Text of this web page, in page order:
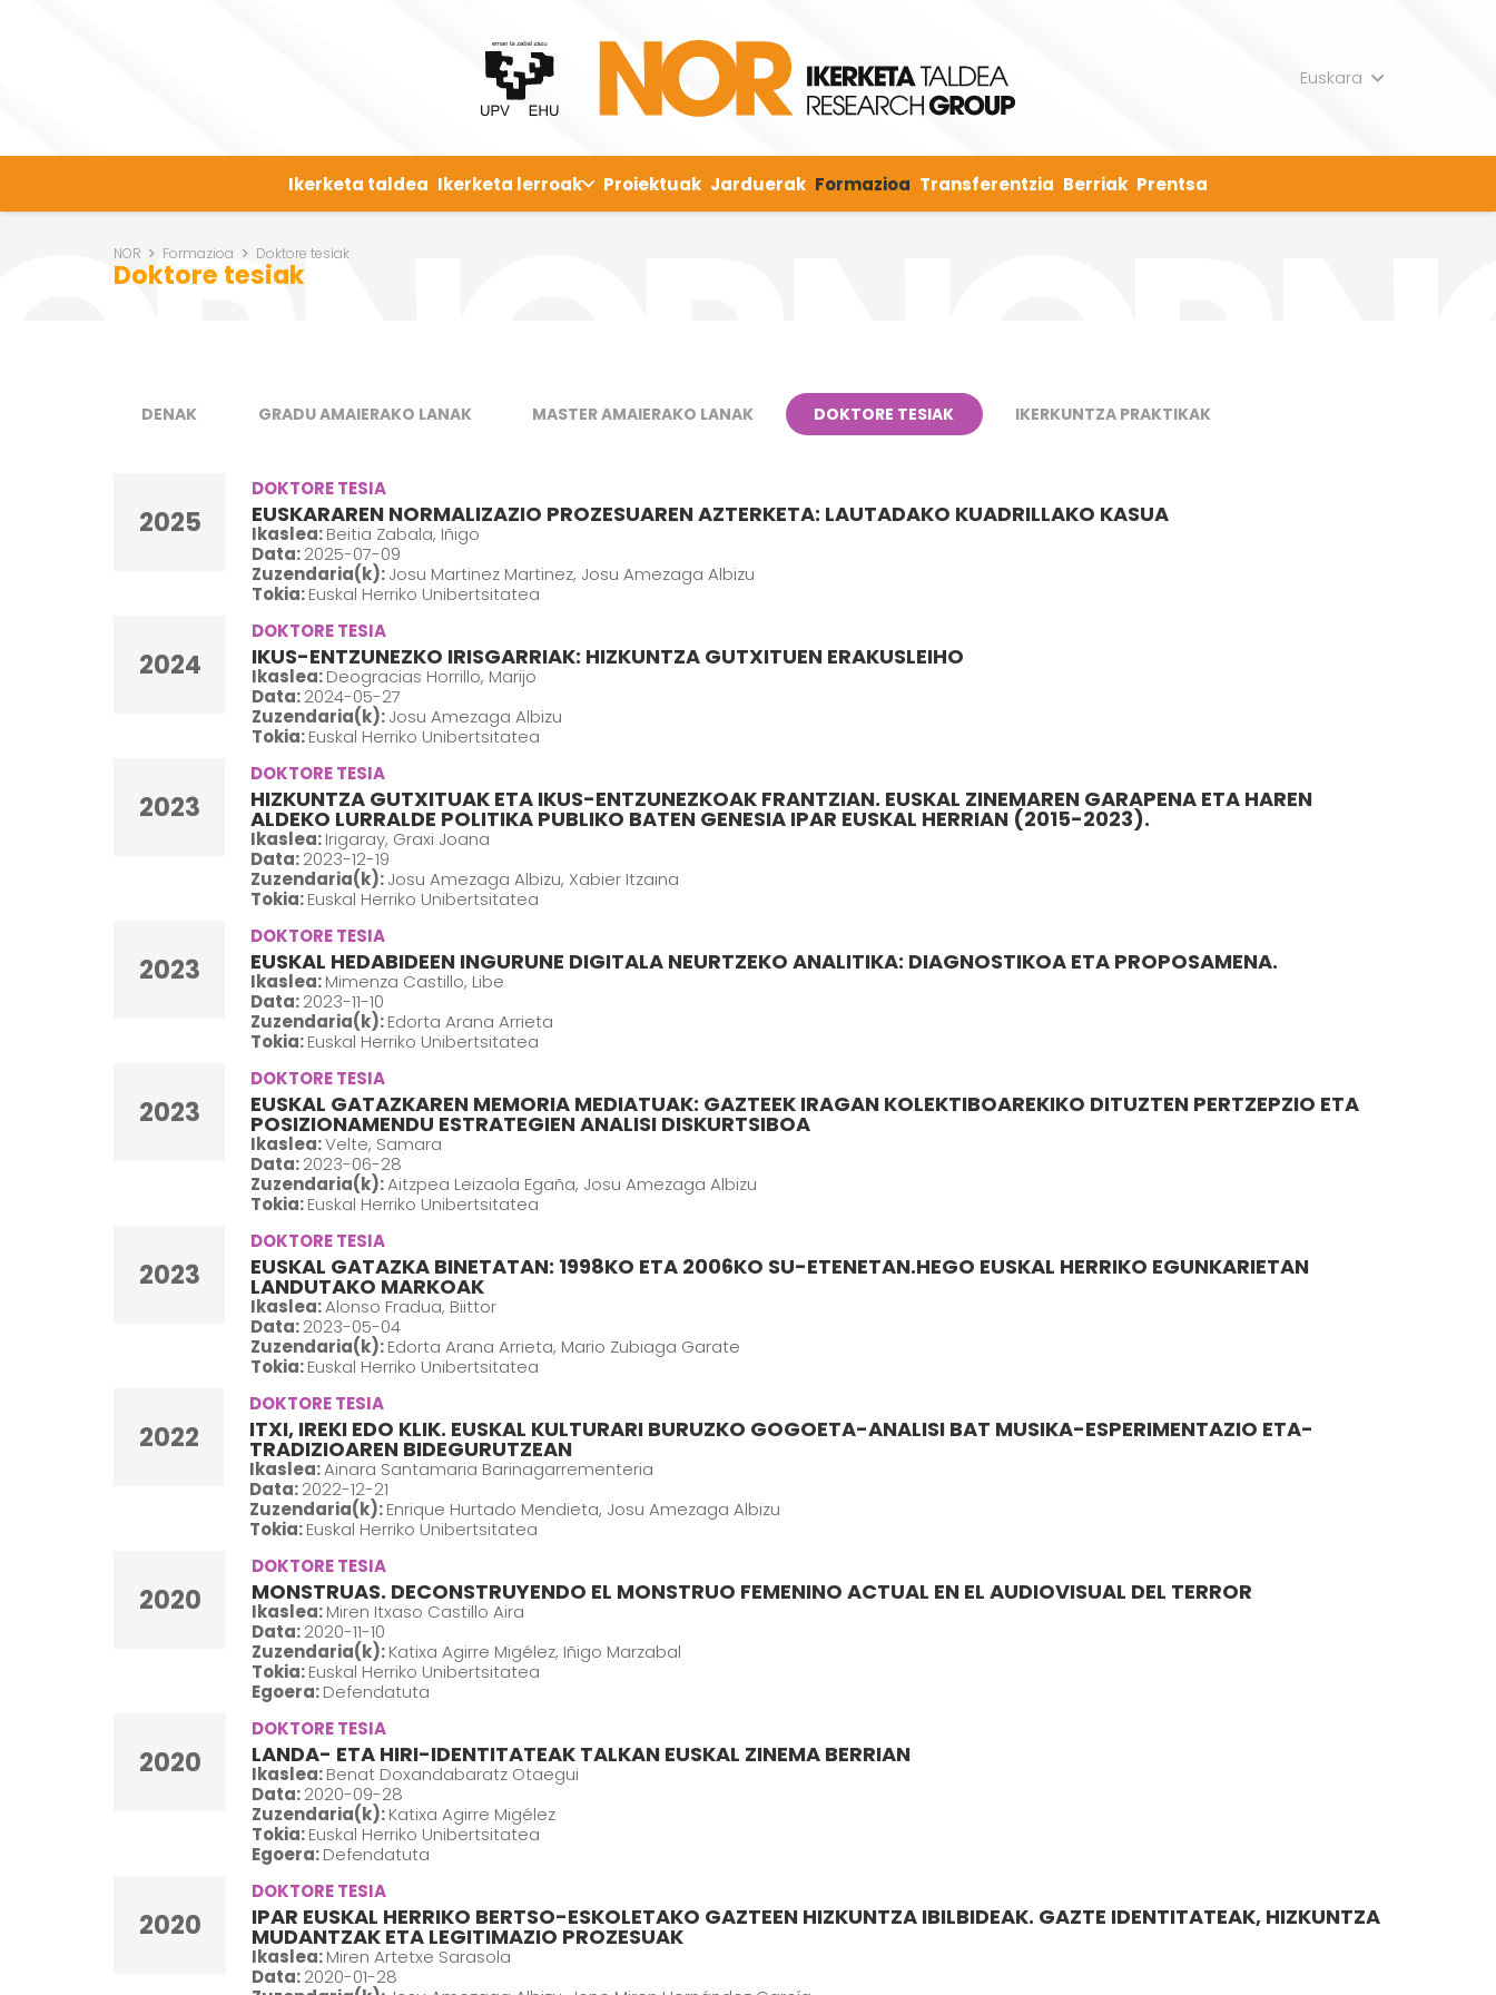
Euskara
Ikerketa taldea Ikerketa lerroak Proiektuak Jarduerak Formazioa Transferentzia Berriak Prentsa
NOR Formazioa Doktore tesiak
Doktore tesiak
DENAK GRADU AMAIERAKO LANAK MASTER AMAIERAKO LANAK DOKTORE TESIAK IKERKUNTZA PRAKTIKAK
2025
DOKTORE TESIA
EUSKARAREN NORMALIZAZIO PROZESUAREN AZTERKETA: LAUTADAKO KUADRILLAKO KASUA
Ikaslea:Beitia Zabala, Iñigo
Data:2025-07-09
Zuzendaria(k):Josu Martinez Martinez, Josu Amezaga Albizu
Tokia:Euskal Herriko Unibertsitatea
2024
DOKTORE TESIA
IKUS-ENTZUNEZKO IRISGARRIAK: HIZKUNTZA GUTXITUEN ERAKUSLEIHO
Ikaslea:Deogracias Horrillo, Marijo
Data:2024-05-27
Zuzendaria(k):Josu Amezaga Albizu
Tokia:Euskal Herriko Unibertsitatea
2023
DOKTORE TESIA
HIZKUNTZA GUTXITUAK ETA IKUS-ENTZUNEZKOAK FRANTZIAN. EUSKAL ZINEMAREN GARAPENA ETA HAREN
ALDEKO LURRALDE POLITIKA PUBLIKO BATEN GENESIA IPAR EUSKAL HERRIAN (2015-2023).
Ikaslea:Irigaray, Graxi Joana
Data:2023-12-19
Zuzendaria(k):Josu Amezaga Albizu, Xabier Itzaina
Tokia:Euskal Herriko Unibertsitatea
2023
DOKTORE TESIA
EUSKAL HEDABIDEEN INGURUNE DIGITALA NEURTZEKO ANALITIKA: DIAGNOSTIKOA ETA PROPOSAMENA.
Ikaslea:Mimenza Castillo, Libe
Data:2023-11-10
Zuzendaria(k):Edorta Arana Arrieta
Tokia:Euskal Herriko Unibertsitatea
2023
DOKTORE TESIA
EUSKAL GATAZKAREN MEMORIA MEDIATUAK: GAZTEEK IRAGAN KOLEKTIBOAREKIKO DITUZTEN PERTZEPZIO ETA
POSIZIONAMENDU ESTRATEGIEN ANALISI DISKURTSIBOA
Ikaslea:Velte, Samara
Data:2023-06-28
Zuzendaria(k):Aitzpea Leizaola Egaña, Josu Amezaga Albizu
Tokia:Euskal Herriko Unibertsitatea
2023
DOKTORE TESIA
EUSKAL GATAZKA BINETATAN: 1998KO ETA 2006KO SU-ETENETAN.HEGO EUSKAL HERRIKO EGUNKARIETAN
LANDUTAKO MARKOAK
Ikaslea:Alonso Fradua, Biittor
Data:2023-05-04
Zuzendaria(k):Edorta Arana Arrieta, Mario Zubiaga Garate
Tokia:Euskal Herriko Unibertsitatea
2022
DOKTORE TESIA
ITXI, IREKI EDO KLIK. EUSKAL KULTURARI BURUZKO GOGOETA-ANALISI BAT MUSIKA-ESPERIMENTAZIO ETA-
TRADIZIOAREN BIDEGURUTZEAN
Ikaslea:Ainara Santamaria Barinagarrementeria
Data:2022-12-21
Zuzendaria(k):Enrique Hurtado Mendieta, Josu Amezaga Albizu
Tokia:Euskal Herriko Unibertsitatea
2020
DOKTORE TESIA
MONSTRUAS. DECONSTRUYENDO EL MONSTRUO FEMENINO ACTUAL EN EL AUDIOVISUAL DEL TERROR
Ikaslea:Miren Itxaso Castillo Aira
Data:2020-11-10
Zuzendaria(k):Katixa Agirre Migélez, Iñigo Marzabal
Tokia:Euskal Herriko Unibertsitatea
Egoera:Defendatuta
2020
DOKTORE TESIA
LANDA- ETA HIRI-IDENTITATEAK TALKAN EUSKAL ZINEMA BERRIAN
Ikaslea:Benat Doxandabaratz Otaegui
Data:2020-09-28
Zuzendaria(k):Katixa Agirre Migélez
Tokia:Euskal Herriko Unibertsitatea
Egoera:Defendatuta
2020
DOKTORE TESIA
IPAR EUSKAL HERRIKO BERTSO-ESKOLETAKO GAZTEEN HIZKUNTZA IBILBIDEAK. GAZTE IDENTITATEAK, HIZKUNTZA
MUDANTZAK ETA LEGITIMAZIO PROZESUAK
Ikaslea:Miren Artetxe Sarasola
Data:2020-01-28